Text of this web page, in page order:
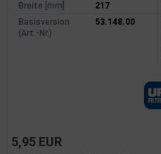
Breite [mm] 217
Basisversion
(Art.-Nr.)
53.148.00
5,95 EUR